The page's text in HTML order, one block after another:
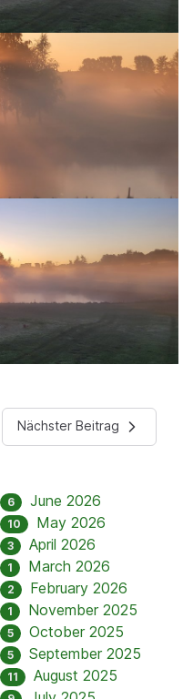
Nächster Beitrag
6 June 2026
10 May 2026
3 April 2026
1 March 2026
2 February 2026
1 November 2025
5 October 2025
5 September 2025
11 August 2025